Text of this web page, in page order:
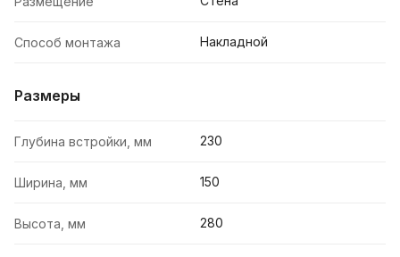
Способ монтажа Накладной
Размеры
Глубина встройки, мм 230
Ширина, мм 150
Высота, мм 280